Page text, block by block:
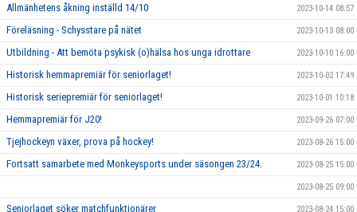
Allmänhetens åkning inställd 14/10 2023-10-14 08:57
Föreläsning - Schysstare på nätet 2023-10-13 08:00
Utbildning - Att bemöta psykisk (o)hälsa hos unga idrottare 2023-10-10 16:00
Historisk hemmapremiär för seniorlaget! 2023-10-02 17:49
Historisk seriepremiär för seniorlaget! 2023-10-01 10:18
Hemmapremiär för J20! 2023-09-26 07:00
Tjejhockeyn växer, prova på hockey! 2023-08-26 15:00
Fortsatt samarbete med Monkeysports under säsongen 23/24. 2023-08-25 15:00
2023-08-25 09:00
Seniorlaget söker matchfunktionärer 2023-08-24 15:00